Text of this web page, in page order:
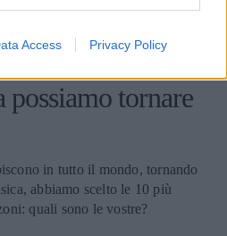
Access Privacy Policy
frasi dei The
possiamo tornare
in tutto il mondo, tornando
abbiamo scelto le 10 più
quali sono le vostre?